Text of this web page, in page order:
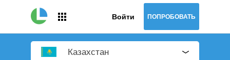
Войти ПОПРОБОВАТЬ
Казахстан